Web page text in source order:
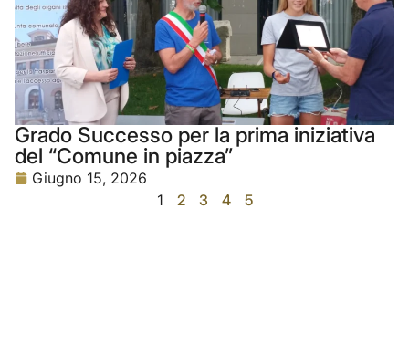
Grado Successo per la prima iniziativa
del “Comune in piazza”
Giugno 15, 2026
1
2 3 4 5